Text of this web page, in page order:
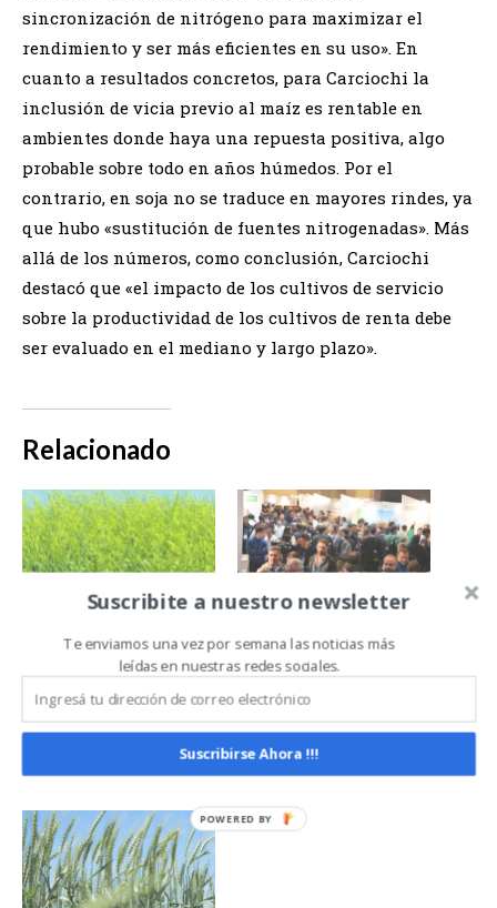
sincronización de nitrógeno para maximizar el
rendimiento y ser más eficientes en su uso». En
cuanto a resultados concretos, para Carciochi la
inclusión de vicia previo al maíz es rentable en
ambientes donde haya una repuesta positiva, algo
probable sobre todo en años húmedos. Por el
contrario, en soja no se traduce en mayores rindes, ya
que hubo «sustitución de fuentes nitrogenadas». Más
allá de los números, como conclusión, Carciochi
destacó que «el impacto de los cultivos de servicio
sobre la productividad de los cultivos de renta debe
ser evaluado en el mediano y largo plazo».
Relacionado
¿Sabías que la
colza puede
mejorar tus
rindes, controlar
malezas y sumar
segunda?
De la genética a la
geopolítica: así
viene A TODO
TRIGO 2026
Suscribite a nuestro newsletter
Te enviamos una vez por semana las noticias más
leídas en nuestras redes sociales.
Suscribirse Ahora !!!